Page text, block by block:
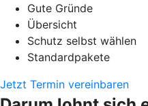
Gute Gründe
Übersicht
Schutz selbst wählen
Standardpakete
Jetzt Termin vereinbaren